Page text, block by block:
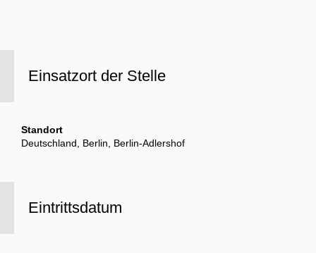
Einsatzort der Stelle
Standort
Deutschland, Berlin, Berlin-Adlershof
Eintrittsdatum